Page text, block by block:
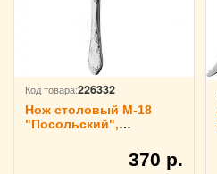
Код товара:226332
Нож столовый М-18
"Посольский",
370 р.